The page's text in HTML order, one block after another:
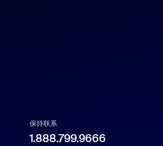
日本語
保持联系
1.888.799.9666